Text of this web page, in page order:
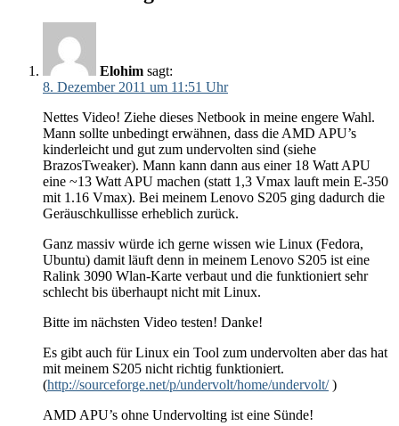
Elohim sagt:
8. Dezember 2011 um 11:51 Uhr
Nettes Video! Ziehe dieses Netbook in meine engere Wahl.
Mann sollte unbedingt erwähnen, dass die AMD APU’s
kinderleicht und gut zum undervolten sind (siehe
BrazosTweaker). Mann kann dann aus einer 18 Watt APU
eine ~13 Watt APU machen (statt 1,3 Vmax lauft mein E-350
mit 1.16 Vmax). Bei meinem Lenovo S205 ging dadurch die
Geräuschkullisse erheblich zurück.
Ganz massiv würde ich gerne wissen wie Linux (Fedora,
Ubuntu) damit läuft denn in meinem Lenovo S205 ist eine
Ralink 3090 Wlan-Karte verbaut und die funktioniert sehr
schlecht bis überhaupt nicht mit Linux.
Bitte im nächsten Video testen! Danke!
Es gibt auch für Linux ein Tool zum undervolten aber das hat
mit meinem S205 nicht richtig funktioniert.
(http://sourceforge.net/p/undervolt/home/undervolt/)
AMD APU’s ohne Undervolting ist eine Sünde!